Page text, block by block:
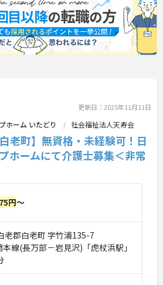
更新日：2025年11月11日
ホーム いたどり 社会福祉法人天寿会
老町】無資格・未経験可！日
ホームにて介護士募集＜非常
円～
老郡白老町 字竹浦135-7
本線(長万部－岩見沢)「虎杖浜駅」